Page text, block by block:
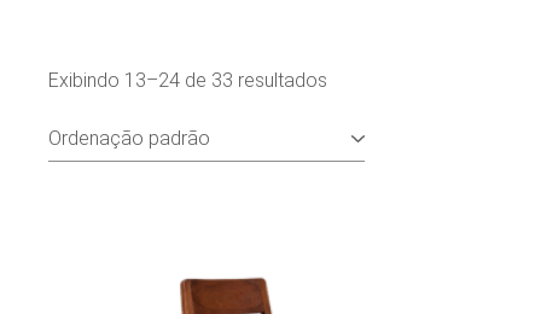
Exibindo 13–24 de 33 resultados